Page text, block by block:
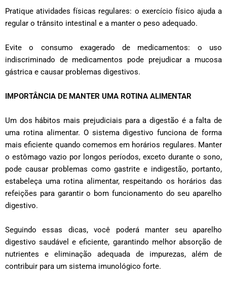
Pratique atividades físicas regulares: o exercício físico ajuda a
regular o trânsito intestinal e a manter o peso adequado.
Evite o consumo exagerado de medicamentos: o uso
indiscriminado de medicamentos pode prejudicar a mucosa
gástrica e causar problemas digestivos.
IMPORTÂNCIA DE MANTER UMA ROTINA ALIMENTAR
Um dos hábitos mais prejudiciais para a digestão é a falta de
uma rotina alimentar. O sistema digestivo funciona de forma
mais eficiente quando comemos em horários regulares. Manter
o estômago vazio por longos períodos, exceto durante o sono,
pode causar problemas como gastrite e indigestão, portanto,
estabeleça uma rotina alimentar, respeitando os horários das
refeições para garantir o bom funcionamento do seu aparelho
digestivo.
Seguindo essas dicas, você poderá manter seu aparelho
digestivo saudável e eficiente, garantindo melhor absorção de
nutrientes e eliminação adequada de impurezas, além de
contribuir para um sistema imunológico forte.